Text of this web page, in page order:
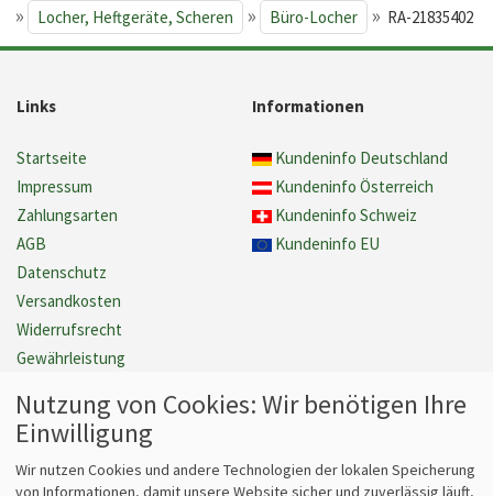
» Locher, Heftgeräte, Scheren » Büro-Locher » RA-21835402
Links
Startseite
Impressum
Zahlungsarten
AGB
Datenschutz
Versandkosten
Widerrufsrecht
Gewährleistung
Cookie Einstellungen verwalten
Vertrag widerrufen
Informationen
Kundeninfo Deutschland
Kundeninfo Österreich
Kundeninfo Schweiz
Kundeninfo EU
Nutzung von Cookies: Wir benötigen Ihre
Einwilligung
Wir nutzen Cookies und andere Technologien der lokalen Speicherung
von Informationen, damit unsere Website sicher und zuverlässig läuft,